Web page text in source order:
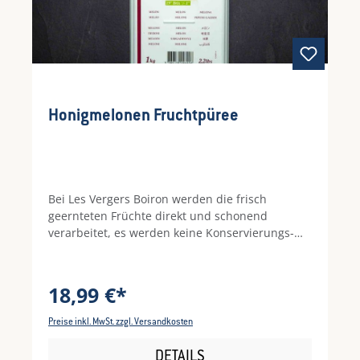
Honigmelonen Fruchtpüree
Bei Les Vergers Boiron werden die frisch
geernteten Früchte direkt und schonend
verarbeitet, es werden keine Konservierungs-
das Püree durch den süßen Geschmack für
Desserts wie Sorbets und Eis oder auch für
18,99 €*
Preise inkl. MwSt. zzgl. Versandkosten